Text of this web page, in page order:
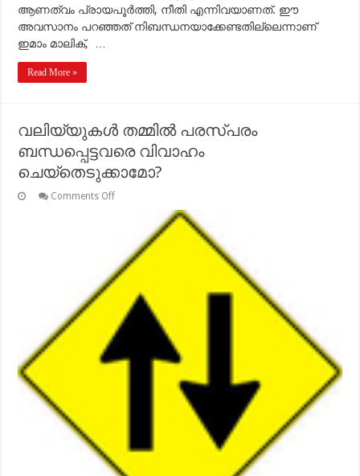
ആണത്വം പ്രായപൂര്‍ത്തി, നീതി എന്നിവയാണത്. ഈ
അവസാനം പറഞ്ഞത് നിബന്ധനയാക്കേണ്ടതില്ലെന്നാണ്
ഇമാം മാലിക്, …
Read More »
വലിയ്യുകള്‍ തമ്മില്‍ പരസ്പരം
ബന്ധപ്പെട്ടവരെ വിവാഹം
ചെയ്‌തെടുക്കാമോ?
Comments Offon
പരസ്പരം
ബന്ധപ്പെട്ടവരെ
വിവാഹം
ചെയ്‌തെടുക്കാമോ?